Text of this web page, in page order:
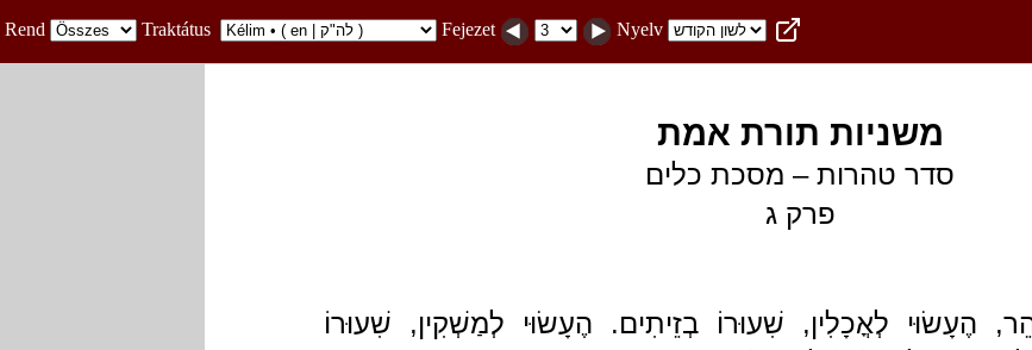
Rend Traktátus Fejezet Nyelv